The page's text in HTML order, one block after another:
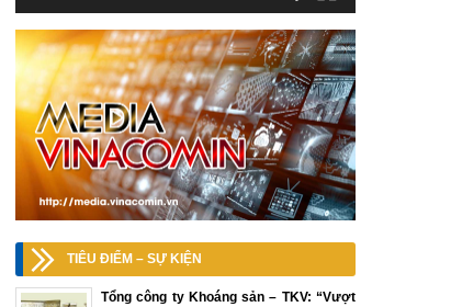
TIÊU ĐIỂM – SỰ KIỆN
Tổng công ty Khoáng sản – TKV: “Vượt